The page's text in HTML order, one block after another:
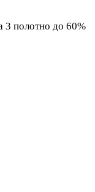
3 полотно до 60%